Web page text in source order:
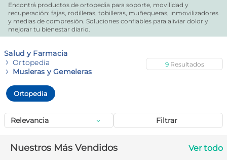
Encontrá productos de ortopedia para soporte, movilidad y
recuperación: fajas, rodilleras, tobilleras, muñequeras, inmovilizadores
y medias de compresión. Soluciones confiables para aliviar dolor y
mejorar tu bienestar diario.
Salud y Farmacia
Ortopedia
Musleras y Gemeleras
9
Ortopedia
Filtrar
Relevancia
Nuestros Más Vendidos Ver todo
3.
creatina
4.
loreal
6.
proteina
.
vitamina c
9.
contorno ojos